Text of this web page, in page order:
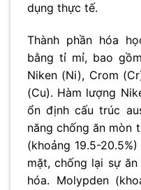
dụng thực tế.
Thành phần hóa
bằng tỉ mỉ, bao
Niken (Ni), Crom
(Cu). Hàm lượng
ổn định cấu trúc
năng chống ăn mòn
(khoảng 19.5-
mặt, chống lại sự
hóa. Molypden